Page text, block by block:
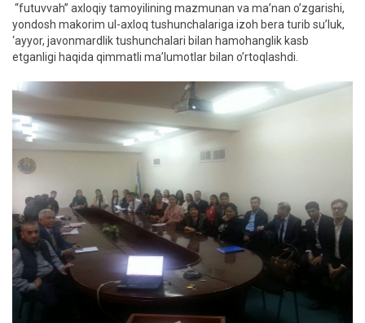
“futuvvah” axloqiy tamoyilining mazmunan va ma’nan o’zgarishi,
yondosh makorim ul-axloq tushunchalariga izoh bera turib su’luk,
‘ayyor, javonmardlik tushunchalari bilan hamohanglik kasb
etganligi haqida qimmatli ma’lumotlar bilan o’rtoqlashdi.